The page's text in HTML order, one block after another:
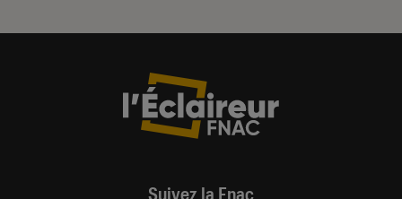
Suivez la Fnac